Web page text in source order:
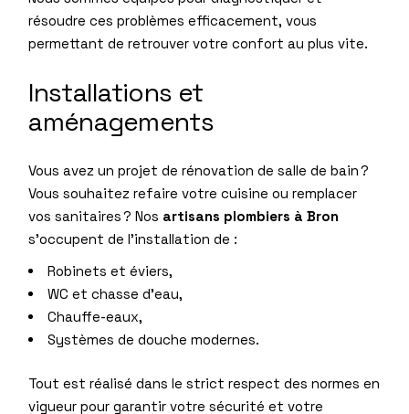
résoudre ces problèmes efficacement, vous
permettant de retrouver votre confort au plus vite.
Installations et
aménagements
Vous avez un projet de rénovation de salle de bain ?
Vous souhaitez refaire votre cuisine ou remplacer
vos sanitaires ? Nos artisans plombiers à Bron
s’occupent de l’installation de :
Robinets et éviers,
WC et chasse d’eau,
Chauffe-eaux,
Systèmes de douche modernes.
Tout est réalisé dans le strict respect des normes en
vigueur pour garantir votre sécurité et votre